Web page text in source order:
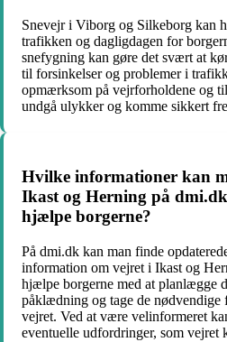
Snevejr i Viborg og Silkeborg kan
trafikken og dagligdagen for
snefygning kan gøre det svært at
til forsinkelser og problemer i
opmærksom på vejrforholdene og
undgå ulykker og komme sikkert
Hvilke informationer kan
Ikast og Herning på
hjælpe borgerne?
På dmi.dk kan man finde
information om vejret i Ikast og
hjælpe borgerne med at planlægge
påklædning og tage de
vejret. Ved at være velinformeret
eventuelle udfordringer, som vejret